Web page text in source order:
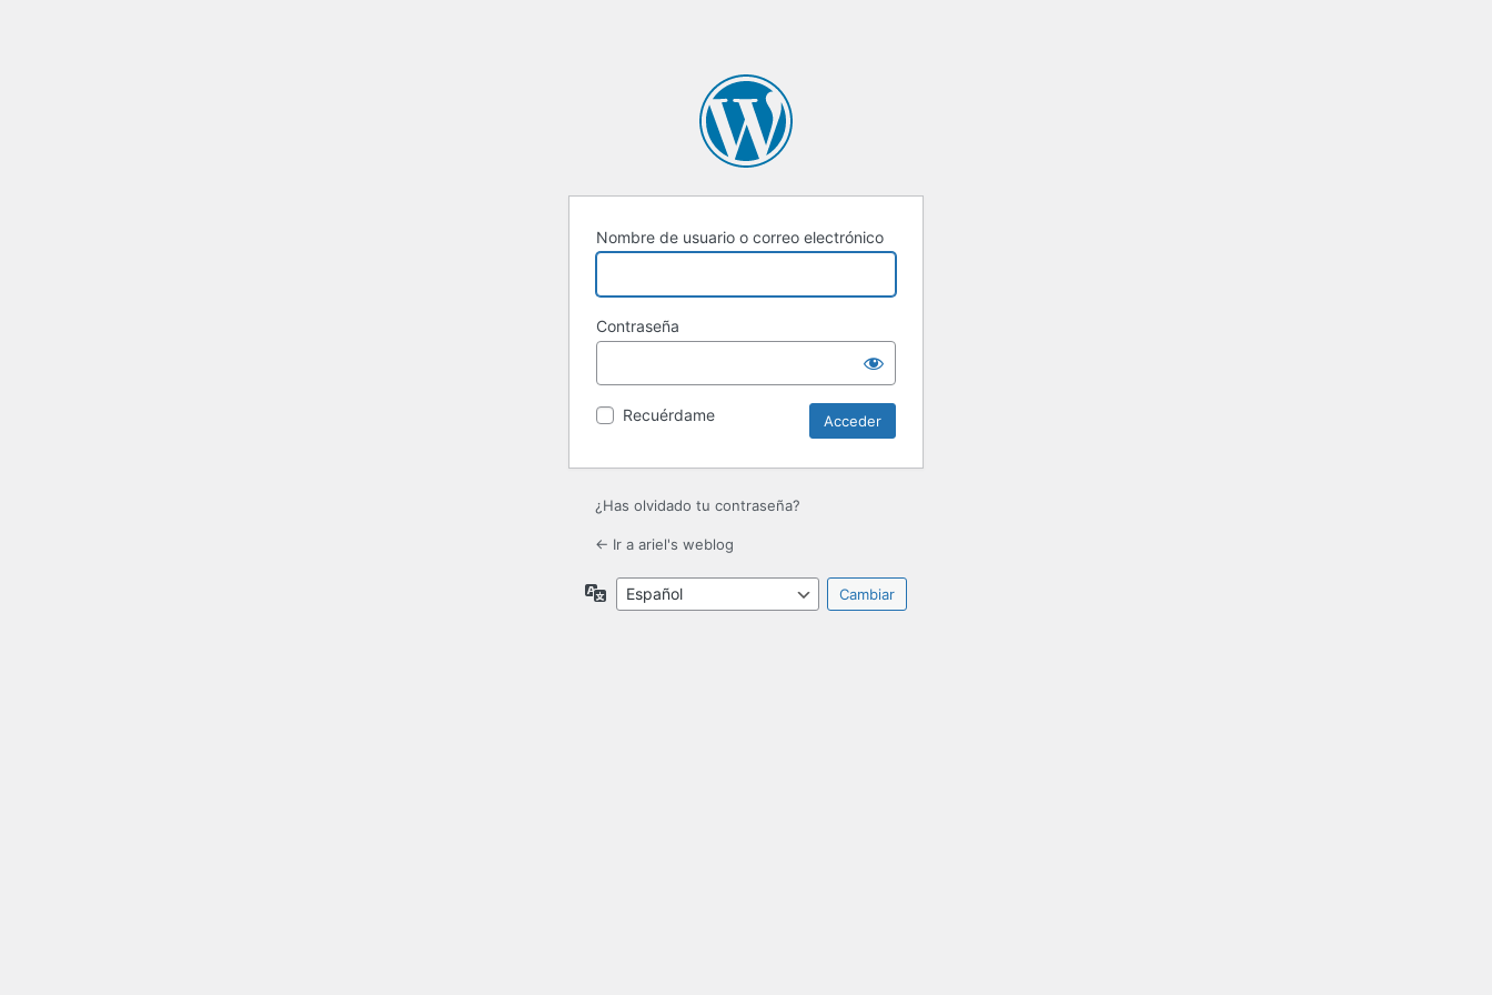
Nombre de usuario o correo electrónico
Contraseña
Recuérdame
¿Has olvidado tu contraseña?
← Ir a ariel's weblog
Idioma